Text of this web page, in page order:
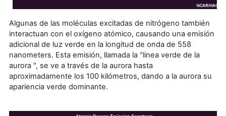
Algunas de las moléculas excitadas de nitrógeno también
interactuan con el oxígeno atómico, causando una emisión
adicional de luz verde en la longitud de onda de 558
nanometers. Esta emisión, llamada la "linea verde de la
aurora ", se ve a través de la aurora hasta
aproximadamente los 100 kilómetros, dando a la aurora su
apariencia verde dominante.